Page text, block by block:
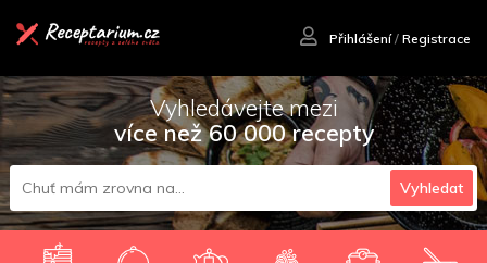
Přihlášení/ Registrace
Vyhledávejte mezi
více než 60 000 recepty
Vyhledat